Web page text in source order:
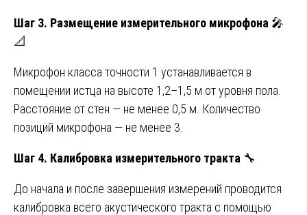
Шаг 3. Размещение измерительного микрофона 🎤
📐
Микрофон класса точности 1 устанавливается в
помещении истца на высоте 1,2–1,5 м от уровня пола.
Расстояние от стен — не менее 0,5 м. Количество
позиций микрофона — не менее 3.
Шаг 4. Калибровка измерительного тракта 🔧
До начала и после завершения измерений проводится
калибровка всего акустического тракта с помощью